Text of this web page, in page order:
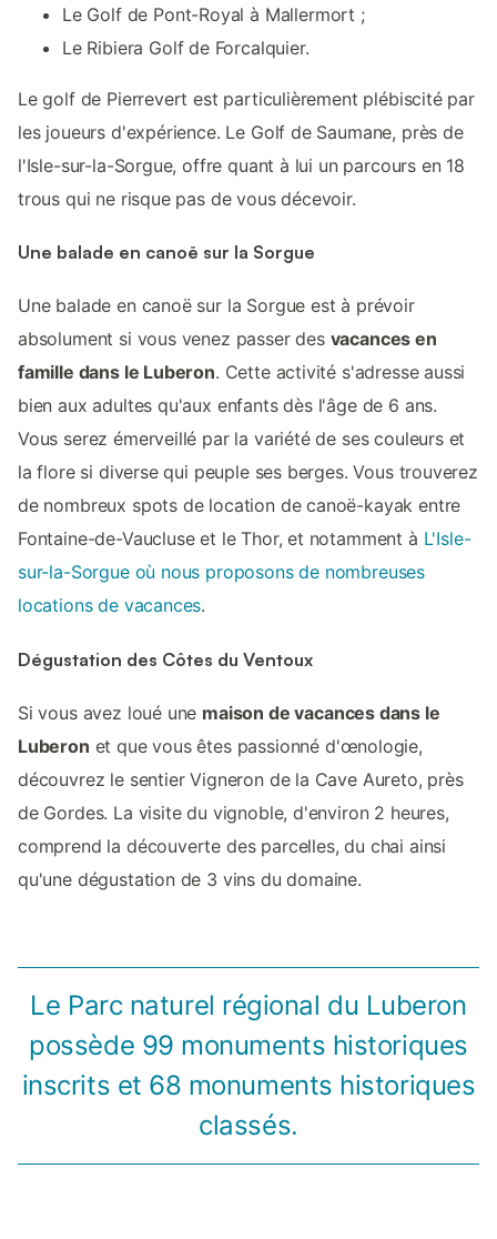
Le Golf de Pont-Royal à Mallermort ;
Le Ribiera Golf de Forcalquier.
Le golf de Pierrevert est particulièrement plébiscité par
les joueurs d'expérience. Le Golf de Saumane, près de
l'Isle-sur-la-Sorgue, offre quant à lui un parcours en 18
trous qui ne risque pas de vous décevoir.
Une balade en canoë sur la Sorgue
Une balade en canoë sur la Sorgue est à prévoir
absolument si vous venez passer des vacances en
famille dans le Luberon. Cette activité s'adresse aussi
bien aux adultes qu'aux enfants dès l'âge de 6 ans.
Vous serez émerveillé par la variété de ses couleurs et
la flore si diverse qui peuple ses berges. Vous trouverez
de nombreux spots de location de canoë-kayak entre
Fontaine-de-Vaucluse et le Thor, et notamment à L'Isle-
sur-la-Sorgue où nous proposons de nombreuses
locations de vacances.
Dégustation des Côtes du Ventoux
Si vous avez loué une maison de vacances dans le
Luberon et que vous êtes passionné d'œnologie,
découvrez le sentier Vigneron de la Cave Aureto, près
de Gordes. La visite du vignoble, d'environ 2 heures,
comprend la découverte des parcelles, du chai ainsi
qu'une dégustation de 3 vins du domaine.
Le Parc naturel régional du Luberon
possède 99 monuments historiques
inscrits et 68 monuments historiques
classés.